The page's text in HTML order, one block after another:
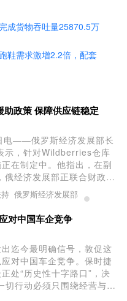
成货物吞吐量25870.5万
鞋需求激增2.2倍，配套
政策 保障供应链稳定
电——俄罗斯经济发展部长
示，针对Wildberries仓库
在制定中。他指出，在副
俄经济发展部正联合财政
系列援助方案，首要目标
复工复产。近期
无人机袭击后，诺瓦克已
台也同步启动了商户援助
俄罗斯经济发展部
对中国车企竞争
迄今最明确信号，敦促这
对中国车企竞争。保时捷
处“历史性十字路口”，决
切行动必须只围绕经营与经